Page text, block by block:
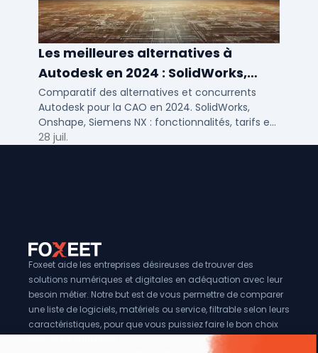
Les meilleures alternatives à
Autodesk en 2024 : SolidWorks,
Siemens NX et autres solutions CAO
Comparatif des alternatives et concurrents
Autodesk pour la CAO en 2024. SolidWorks,
Onshape, Siemens NX : fonctionnalités, tarifs et
cas d'usage pour PME et bureaux d'études.
28 juil.
Foxeet aide les entreprises désireuses de trouver des
solutions numériques et digitales en adéquation avec leur
besoin métier. Notre but est de vous permettre de comparer
une liste de logiciels, matériels ou service, filtrable selon leurs
caractéristiques, pour que vous puissiez faire le bon choix